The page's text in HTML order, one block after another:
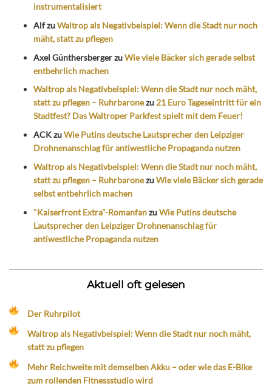
instrumentalisiert
AlfzuWaltrop als Negativbeispiel: Wenn die Stadt nur noch
mäht, statt zu pflegen
Axel GünthersbergerzuWie viele Bäcker sich gerade selbst
entbehrlich machen
Waltrop als Negativbeispiel: Wenn die Stadt nur noch mäht,
statt zu pflegen – Ruhrbaronezu 21 Euro Tageseintritt für ein
Stadtfest? Das Waltroper Parkfest spielt mit dem Feuer!
ACKzuWie Putins deutsche Lautsprecher den Leipziger
Drohnenanschlag für antiwestliche Propaganda nutzen
Waltrop als Negativbeispiel: Wenn die Stadt nur noch mäht,
statt zu pflegen – RuhrbaronezuWie viele Bäcker sich gerade
selbst entbehrlich machen
"Kaiserfront Extra"-RomanfanzuWie Putins deutsche
Lautsprecher den Leipziger Drohnenanschlag für
antiwestliche Propaganda nutzen
Aktuell oft gelesen
Der Ruhrpilot
Waltrop als Negativbeispiel: Wenn die Stadt nur noch mäht,
statt zu pflegen
Mehr Reichweite mit demselben Akku – oder wie das E-Bike
zum rollenden Fitnessstudio wird